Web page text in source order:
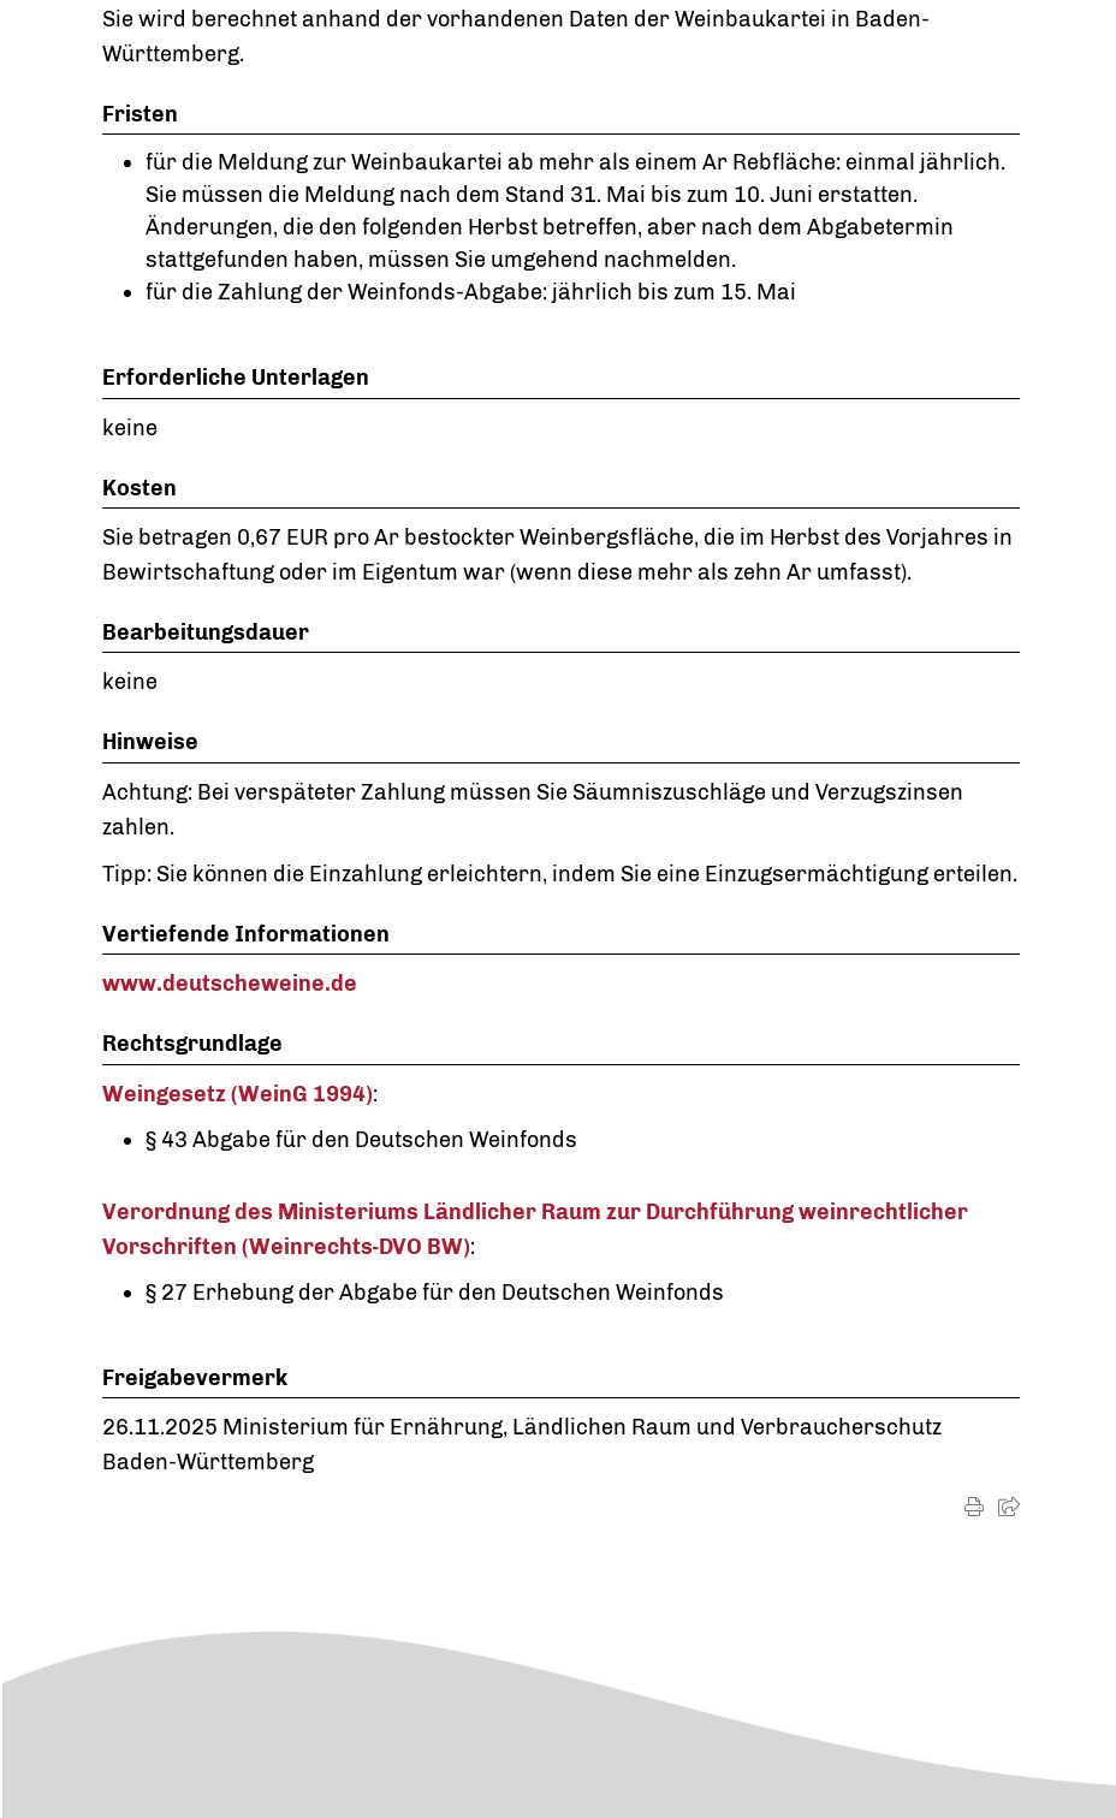
Sie wird berechnet anhand der vorhandenen Daten der Weinbaukartei in Baden-
Württemberg.
Fristen
für die Meldung zur Weinbaukartei ab mehr als einem Ar Rebfläche: einmal jährlich.
Sie müssen die Meldung nach dem Stand 31. Mai bis zum 10. Juni erstatten.
Änderungen, die den folgenden Herbst betreffen, aber nach dem Abgabetermin
stattgefunden haben, müssen Sie umgehend nachmelden.
für die Zahlung der Weinfonds-Abgabe: jährlich bis zum 15. Mai
Erforderliche Unterlagen
keine
Kosten
Sie betragen 0,67 EUR pro Ar bestockter Weinbergsfläche, die im Herbst des Vorjahres in
Bewirtschaftung oder im Eigentum war (wenn diese mehr als zehn Ar umfasst).
Bearbeitungsdauer
keine
Hinweise
Achtung: Bei verspäteter Zahlung müssen Sie Säumniszuschläge und Verzugszinsen
zahlen.
Tipp: Sie können die Einzahlung erleichtern, indem Sie eine Einzugsermächtigung erteilen.
Vertiefende Informationen
www.deutscheweine.de
Rechtsgrundlage
Weingesetz (WeinG 1994):
§ 43 Abgabe für den Deutschen Weinfonds
Verordnung des Ministeriums Ländlicher Raum zur Durchführung weinrechtlicher
Vorschriften (Weinrechts-DVO BW):
§ 27 Erhebung der Abgabe für den Deutschen Weinfonds
Freigabevermerk
26.11.2025 Ministerium für Ernährung, Ländlichen Raum und Verbraucherschutz
Baden-Württemberg